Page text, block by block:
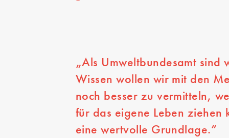
Als Umweltbundesamt sind
Wissen wollen wir mit den
noch besser zu vermitteln,
für das eigene Leben
eine wertvolle Grundlage.